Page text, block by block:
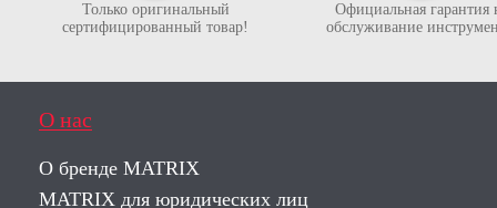
Только оригинальный
сертифицированный товар!
Официальная гарантия
обслуживание
О нас
О бренде MATRIX
MATRIX для юридических лиц